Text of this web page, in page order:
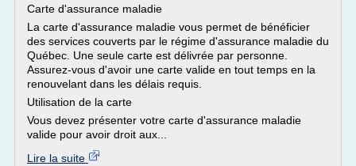
Carte d'assurance maladie
La carte d'assurance maladie vous permet de bénéficier
des services couverts par le régime d'assurance maladie du
Québec. Une seule carte est délivrée par personne.
Assurez-vous d'avoir une carte valide en tout temps en la
renouvelant dans les délais requis.
Utilisation de la carte
Vous devez présenter votre carte d'assurance maladie
valide pour avoir droit aux...
Lire la suite